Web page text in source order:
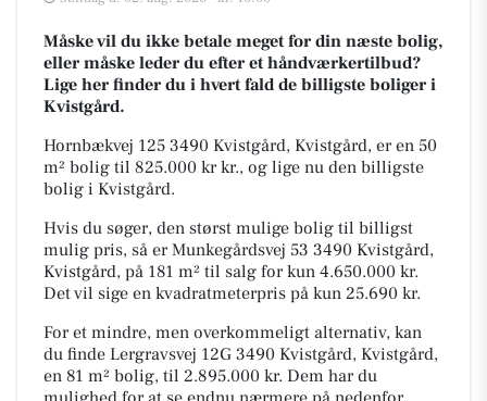
Måske vil du ikke betale meget for din næste bolig,
eller måske leder du efter et håndværkertilbud?
Lige her finder du i hvert fald de billigste boliger i
Kvistgård.
Hornbækvej 125 3490 Kvistgård, Kvistgård, er en 50
m² bolig til 825.000 kr kr., og lige nu den billigste
bolig i Kvistgård.
Hvis du søger, den størst mulige bolig til billigst
mulig pris, så er Munkegårdsvej 53 3490 Kvistgård,
Kvistgård, på 181 m² til salg for kun 4.650.000 kr.
Det vil sige en kvadratmeterpris på kun 25.690 kr.
For et mindre, men overkommeligt alternativ, kan
du finde Lergravsvej 12G 3490 Kvistgård, Kvistgård,
en 81 m² bolig, til 2.895.000 kr. Dem har du